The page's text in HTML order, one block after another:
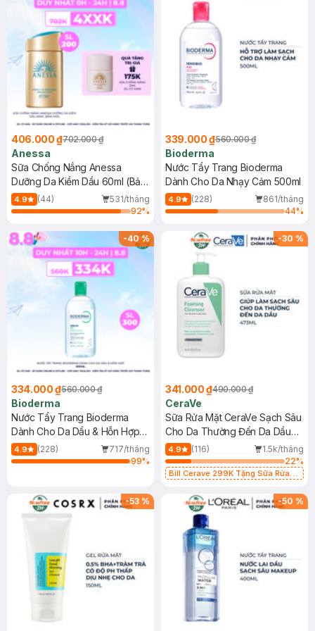
406.000 ₫702.000 ₫
Anessa
Sữa Chống Nắng Anessa
Dưỡng Da Kiềm Dầu 60ml (Bản
Mới)
4.9 (44)
531/tháng
92%
339.000 ₫560.000 ₫
Bioderma
Nước Tẩy Trang Bioderma
Dành Cho Da Nhạy Cảm 500ml
4.9 (228)
861/tháng
44%
-40%
334.000 ₫560.000 ₫
Bioderma
Nước Tẩy Trang Bioderma
Dành Cho Da Dầu & Hỗn Hợp
500ml
4.9 (228)
717/tháng
99%
-30 %
341.000 ₫490.000 ₫
CeraVe
Sữa Rửa Mặt CeraVe Sạch Sâu
Cho Da Thường Đến Da Dầu
473ml
4.9 (116)
1.5k/tháng
22%
Bill Cerave 299K Tặng Sữa Rửa
-53 % -50 %